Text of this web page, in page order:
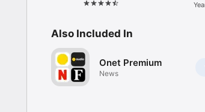
Also Included In
Onet Premium
News